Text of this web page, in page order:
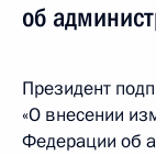
об
Президент
«О внесении
Федерации об